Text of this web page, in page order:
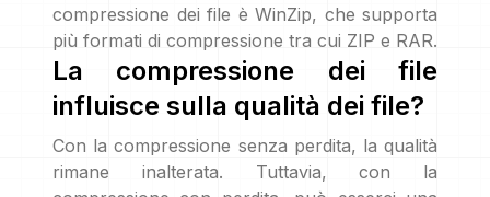
compressione dei file è WinZip, che supporta
più formati di compressione tra cui ZIP e RAR.
La compressione dei file
influisce sulla qualità dei file?
Con la compressione senza perdita, la qualità
rimane inalterata. Tuttavia, con la